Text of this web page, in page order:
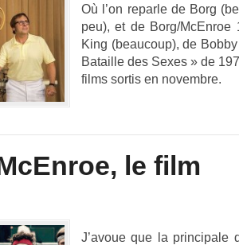
Où l’on re­par­le de Borg
peu), et de Borg/
King (be­aucoup), de
Batail­le des Sexes » de
films sor­tis en novembre.
le film
J’avoue que la prin­cipale